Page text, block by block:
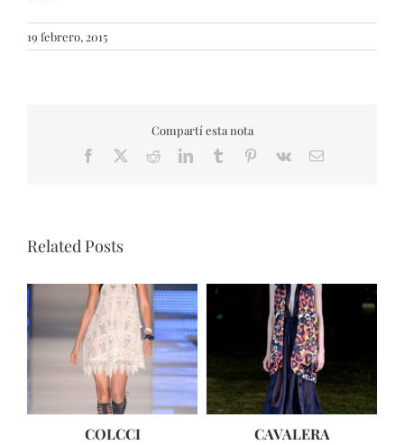
19 febrero, 2015
Compartí esta nota
Facebook RedditLinkedInTumblr Pinterest
Vk Email
Related Posts
COLCCI CAVALERA